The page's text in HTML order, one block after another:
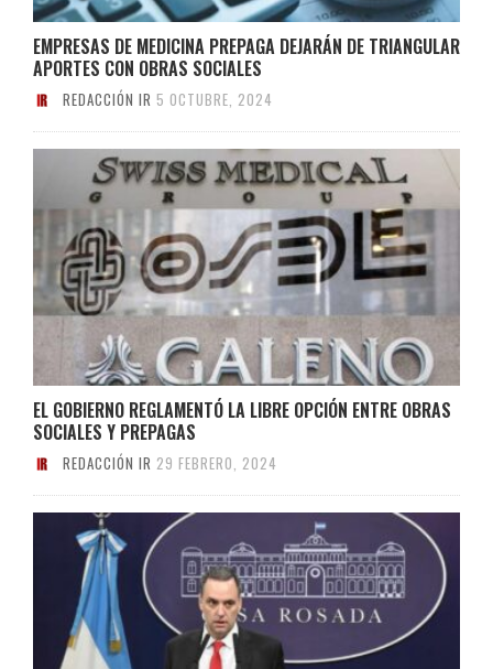
EMPRESAS DE MEDICINA PREPAGA DEJARÁN DE TRIANGULAR
APORTES CON OBRAS SOCIALES
REDACCIÓN IR 5 OCTUBRE, 2024
EL GOBIERNO REGLAMENTÓ LA LIBRE OPCIÓN ENTRE OBRAS
SOCIALES Y PREPAGAS
REDACCIÓN IR 29 FEBRERO, 2024